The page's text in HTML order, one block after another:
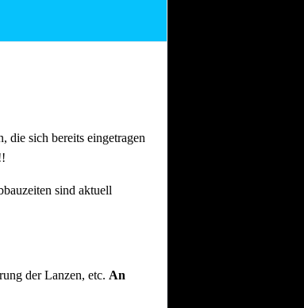
die sich bereits eingetragen
sind aktuell
der Lanzen, etc. An